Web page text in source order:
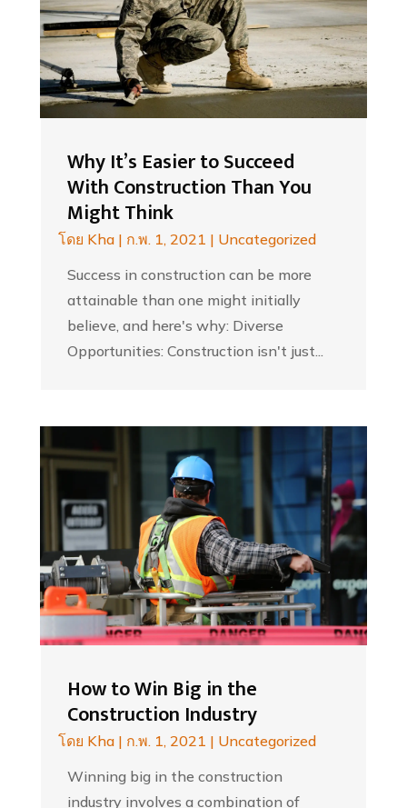
Why It’s Easier to Succeed
With Construction Than You
Might Think
โดย Kha| ก.พ. 1, 2021 | Uncategorized
Success in construction can be more
attainable than one might initially
believe, and here's why: Diverse
Opportunities: Construction isn't just...
How to Win Big in the
Construction Industry
โดย Kha| ก.พ. 1, 2021 | Uncategorized
Winning big in the construction
industry involves a combination of